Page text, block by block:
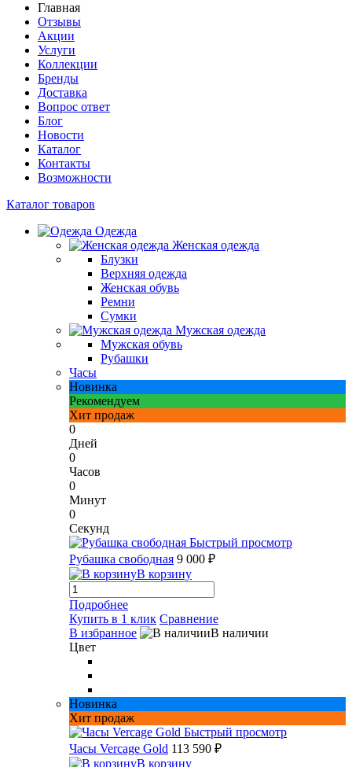
Главная
Отзывы
Акции
Услуги
Коллекции
Бренды
Доставка
Вопрос ответ
Блог
Новости
Каталог
Контакты
Возможности
Каталог товаров
Одежда
Женская одежда
Блузки
Верхняя одежда
Женская обувь
Ремни
Сумки
Мужская одежда
Мужская обувь
Рубашки
Часы
Новинка
Рекомендуем
Хит продаж
0
Дней
0
Часов
0
Минут
0
Секунд
Быстрый просмотр
Рубашка свободная 9 000 ₽
В корзину
Подробнее
Купить в 1 клик Сравнение
В избранное
В наличии
Цвет
Новинка
Хит продаж
Быстрый просмотр
Часы Vercage Gold 113 590 ₽
В корзину